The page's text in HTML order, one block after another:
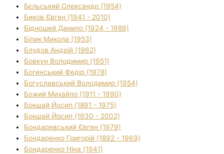
Бєльський Олександр (1954)
Биков Євген (1941 - 2010)
Бідношей Данило (1924 - 1989)
Білик Микола (1953)
Блудов Андрій (1962)
Бовкун Володимир (1951)
Богинський Федір (1978)
Богуславський Володимир (1954)
Божий Михайло (1911 - 1990)
Бокшай Йосип (1891 - 1975)
Бокшай Йосип (1930 - 2002)
Бондаревський Євген (1979)
Бондаренко Григорій (1892 - 1969)
Бондаренко Ніна (1941)